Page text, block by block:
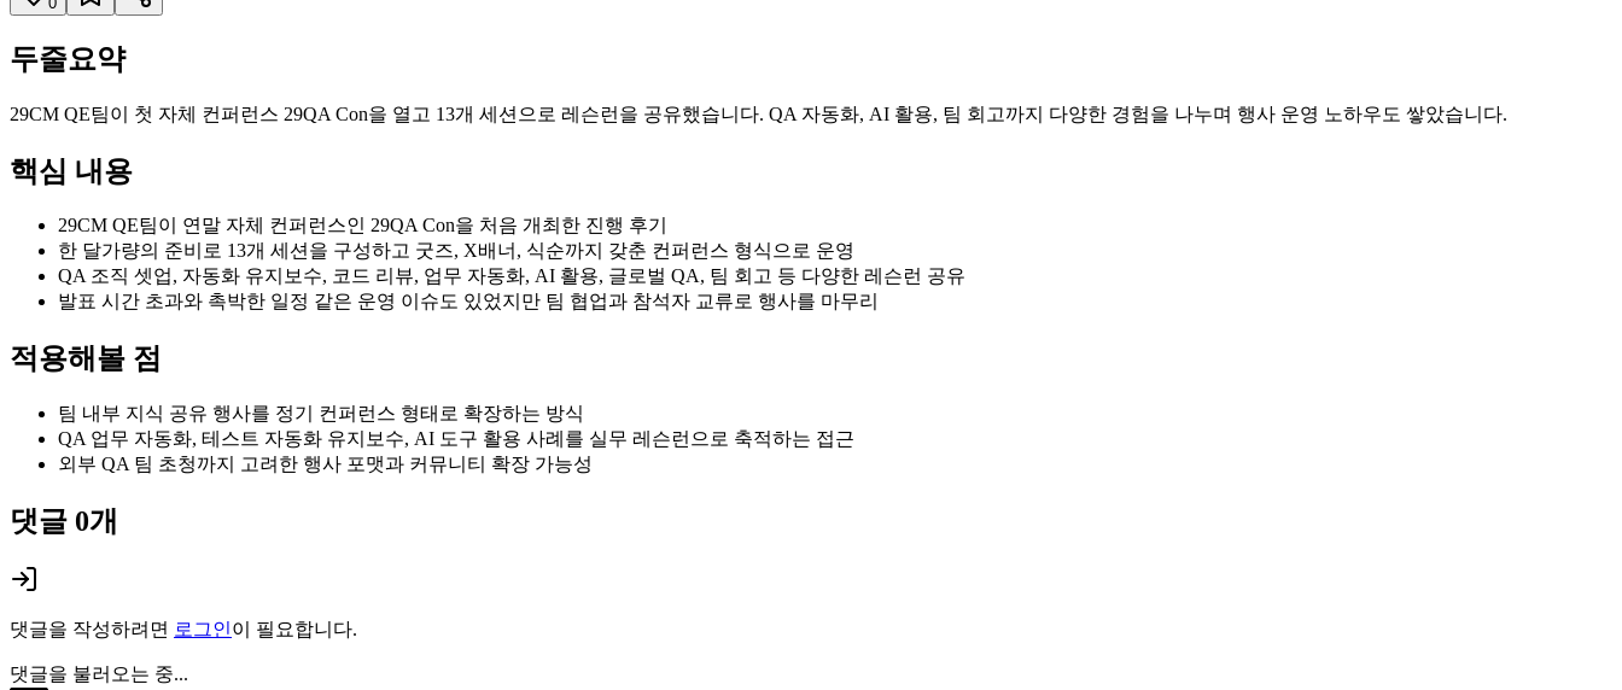
두줄요약
29CM QE팀이 첫 자체 컨퍼런스 29QA Con을 열고 13개 세션으로 레슨런을 공유했습니다. QA 자동화, AI 활용, 팀 회고까지 다양한 경험을 나누며 행사 운영 노하우도 쌓았습니다.
핵심 내용
29CM QE팀이 연말 자체 컨퍼런스인 29QA Con을 처음 개최한 진행 후기
한 달가량의 준비로 13개 세션을 구성하고 굿즈, X배너, 식순까지 갖춘 컨퍼런스 형식으로 운영
QA 조직 셋업, 자동화 유지보수, 코드 리뷰, 업무 자동화, AI 활용, 글로벌 QA, 팀 회고 등 다양한 레슨런 공유
발표 시간 초과와 촉박한 일정 같은 운영 이슈도 있었지만 팀 협업과 참석자 교류로 행사를 마무리
적용해볼 점
팀 내부 지식 공유 행사를 정기 컨퍼런스 형태로 확장하는 방식
QA 업무 자동화, 테스트 자동화 유지보수, AI 도구 활용 사례를 실무 레슨런으로 축적하는 접근
외부 QA 팀 초청까지 고려한 행사 포맷과 커뮤니티 확장 가능성
댓글 0개
댓글을 작성하려면 로그인이 필요합니다.
댓글을 불러오는 중...